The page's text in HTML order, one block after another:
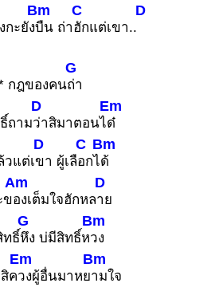
กะยัง
Bm
บืน ถ่า
C
ฮักแต่เขา..
D
กฎของคน
G
ถ่า
ถาม
D
ว่าสิมาตอนไ
Em
ด๋
วแต่เ
D
ขา ผู้เลื
C
อกไ
Bm
ด้
ข
Am
องเต็มใจฮักหล
D
าย
ธิ์
G
หึง บ่มีสิทธิ์ห
Bm
วง
ค
Em
วงผู้อื่นมาหย
Bm
ามใจ